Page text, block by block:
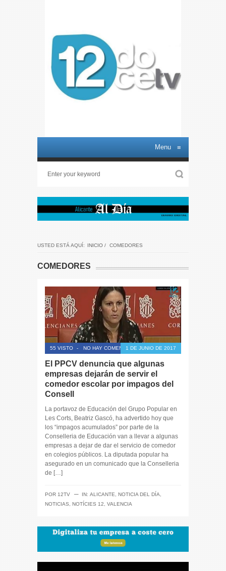
Menu ≡
USTED ESTÁ AQUÍ: INICIO / COMEDORES
COMEDORES
55 VISTO - NO HAY COMENTARIOS1 DE JUNIO DE 2017
El PPCV denuncia que algunas
empresas dejarán de servir el
comedor escolar por impagos del
Consell
La portavoz de Educación del Grupo Popular en
Les Corts, Beatriz Gascó, ha advertido hoy que
los “impagos acumulados” por parte de la
Conselleria de Educación van a llevar a algunas
empresas a dejar de dar el servicio de comedor
en colegios públicos. La diputada popular ha
asegurado en un comunicado que la Conselleria
de […]
POR 12TV ─ IN: ALICANTE, NOTICIA DEL DÍA,
NOTICIAS, NOTÍCIES 12, VALENCIA